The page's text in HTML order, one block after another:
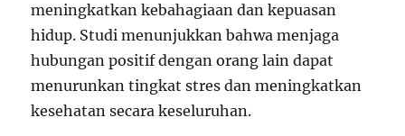
meningkatkan kebahagiaan dan kepuasan
hidup. Studi menunjukkan bahwa menjaga
hubungan positif dengan orang lain dapat
menurunkan tingkat stres dan meningkatkan
kesehatan secara keseluruhan.